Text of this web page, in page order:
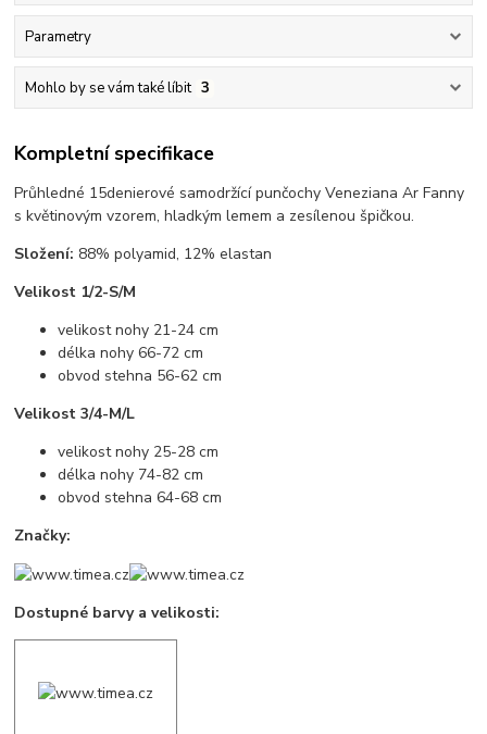
Parametry
Mohlo by se vám také líbit 3
Kompletní specifikace
Průhledné 15denierové samodržící punčochy Veneziana Ar Fanny
s květinovým vzorem, hladkým lemem a zesílenou špičkou.
Složení: 88% polyamid, 12% elastan
Velikost 1/2-S/M
velikost nohy 21-24 cm
délka nohy 66-72 cm
obvod stehna 56-62 cm
Velikost 3/4-M/L
velikost nohy 25-28 cm
délka nohy 74-82 cm
obvod stehna 64-68 cm
Značky:
Dostupné barvy a velikosti: